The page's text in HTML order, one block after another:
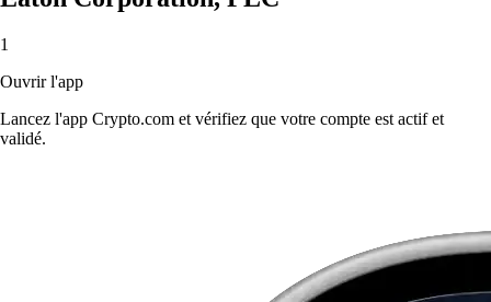
1
Ouvrir l'app
Lancez l'app Crypto.com et vérifiez que votre compte est actif et
validé.